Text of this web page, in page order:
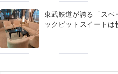
東武鉄道が誇る「スペ
ックピットスイートは